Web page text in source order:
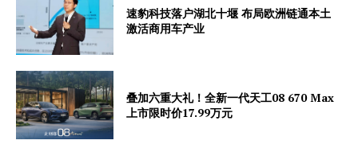
速豹科技落户湖北十堰 布局欧洲链通本土
激活商用车产业
叠加六重大礼！全新一代天工08 670 Max
上市限时价17.99万元